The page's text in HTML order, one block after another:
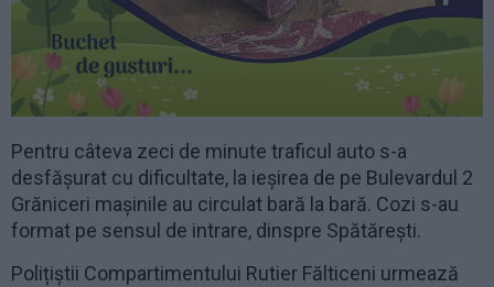
Pentru câteva zeci de minute traficul auto s-a
desfășurat cu dificultate, la ieșirea de pe Bulevardul 2
Grăniceri mașinile au circulat bară la bară. Cozi s-au
format pe sensul de intrare, dinspre Spătărești.
Polițiștii Compartimentului Rutier Fălticeni urmează